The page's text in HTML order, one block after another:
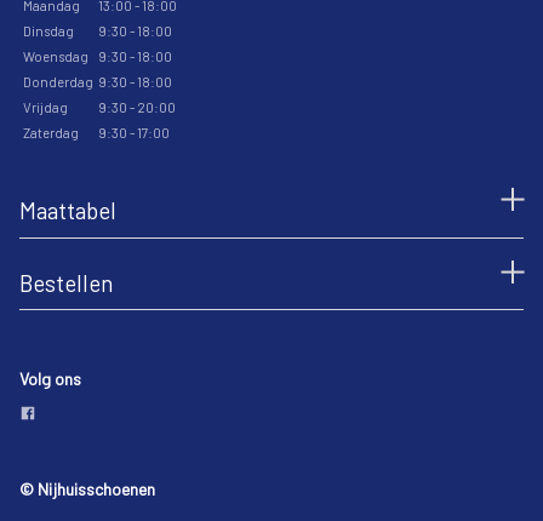
Maandag
13:00 - 18:00
Dinsdag
9:30 - 18:00
Woensdag
9:30 - 18:00
Donderdag 9:30 - 18:00
Vrijdag
9:30 - 20:00
Zaterdag
9:30 - 17:00
Maattabel
Bestellen
Volg ons
© Nijhuisschoenen